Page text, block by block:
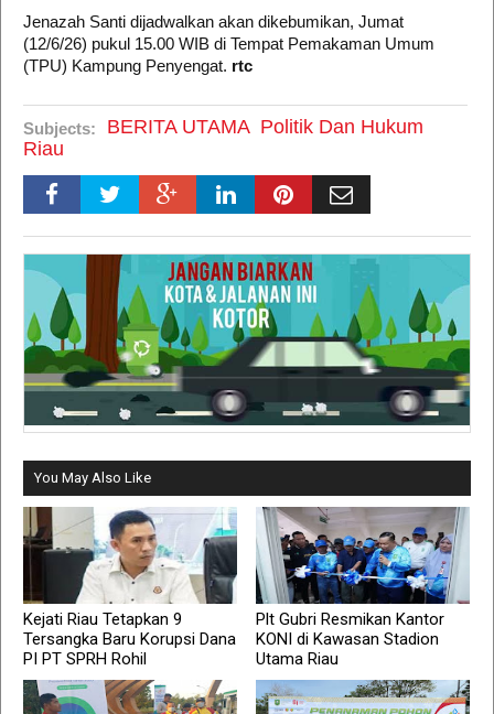
​Jenazah Santi dijadwalkan akan dikebumikan, Jumat
(12/6/26) pukul 15.00 WIB di Tempat Pemakaman Umum
(TPU) Kampung Penyengat. rtc
Subjects: BERITA UTAMA Politik Dan Hukum
Riau
You May Also Like
Kejati Riau Tetapkan 9
Tersangka Baru Korupsi Dana
PI PT SPRH Rohil
Plt Gubri Resmikan Kantor
KONI di Kawasan Stadion
Utama Riau